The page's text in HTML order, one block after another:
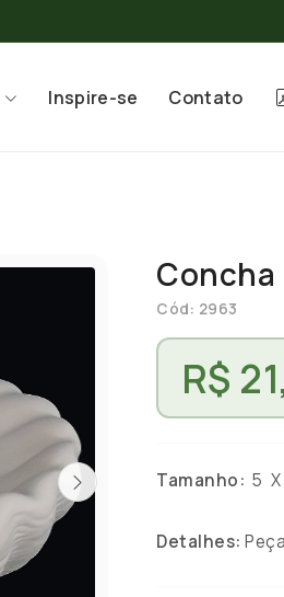
Inspire-se Contato
Cód: 2963
R$
Tamanho: 5 X
Detalhes: